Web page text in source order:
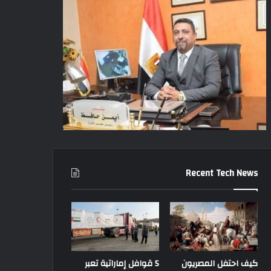
20 سبتمبر، 2021
Recent Tech News
كيف احتفل المصريون
5 قوافل إماراتية تعبر